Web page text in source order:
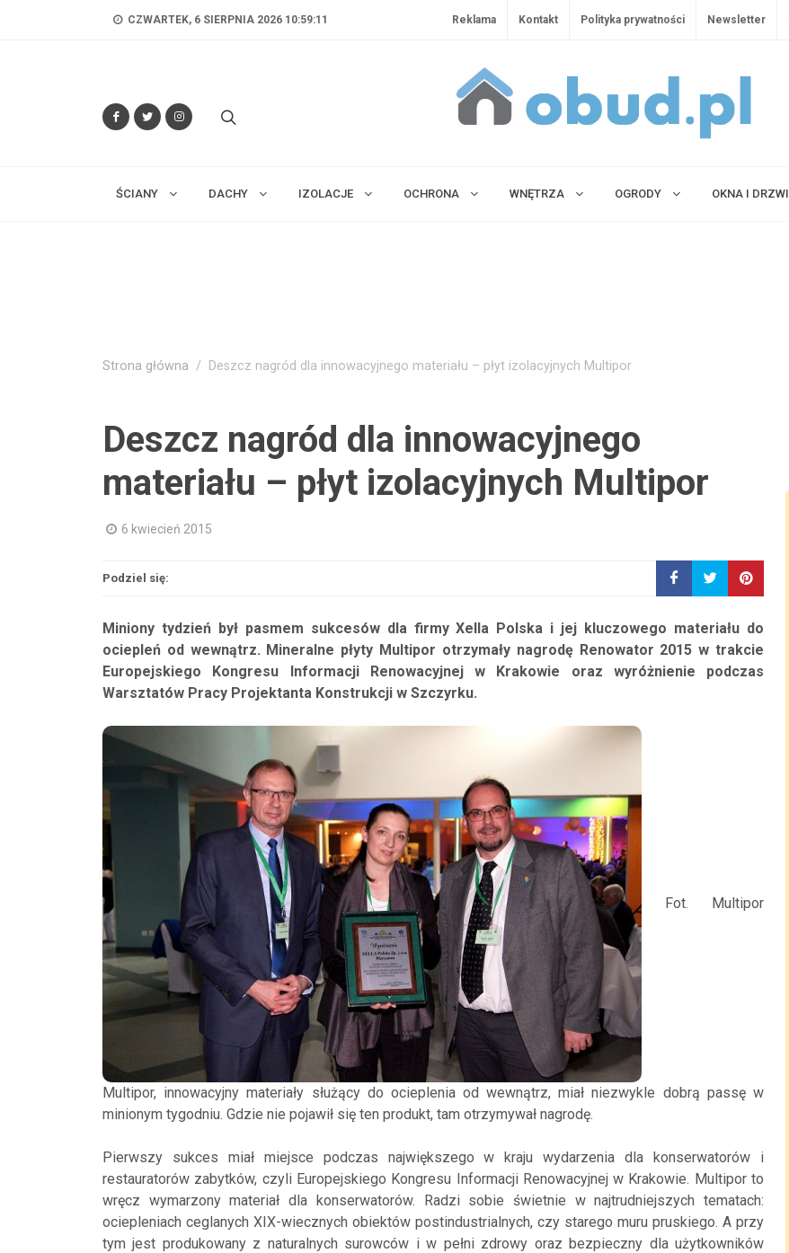
CZWARTEK, 6 SIERPNIA 2026 10:59:12 Reklama Kontakt Polityka prywatności Newsletter
ŚCIANY DACHY IZOLACJE OCHRONA WNĘTRZA OGRODY OKNA I DRZWI
Strona główna Deszcz nagród dla innowacyjnego materiału – płyt izolacyjnych Multipor
Deszcz nagród dla innowacyjnego
materiału – płyt izolacyjnych Multipor
6 kwiecień 2015
Podziel się:
Miniony tydzień był pasmem sukcesów dla firmy Xella Polska i jej kluczowego materiału do
ociepleń od wewnątrz. Mineralne płyty Multipor otrzymały nagrodę Renowator 2015 w trakcie
Europejskiego Kongresu Informacji Renowacyjnej w Krakowie oraz wyróżnienie podczas
Warsztatów Pracy Projektanta Konstrukcji w Szczyrku.
Fot. Multipor
Multipor, innowacyjny materiały służący do ocieplenia od wewnątrz, miał niezwykle dobrą passę w
minionym tygodniu. Gdzie nie pojawił się ten produkt, tam otrzymywał nagrodę.
Pierwszy sukces miał miejsce podczas największego w kraju wydarzenia dla konserwatorów i
restauratorów zabytków, czyli Europejskiego Kongresu Informacji Renowacyjnej w Krakowie. Multipor to
wręcz wymarzony materiał dla konserwatorów. Radzi sobie świetnie w najtrudniejszych tematach:
ociepleniach ceglanych XIX-wiecznych obiektów postindustrialnych, czy starego muru pruskiego. A przy
tym jest produkowany z naturalnych surowców i w pełni zdrowy oraz bezpieczny dla użytkowników